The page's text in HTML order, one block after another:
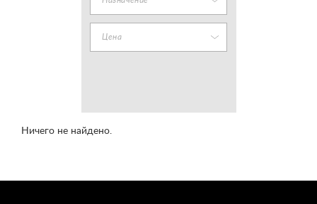
Цена
Ничего не найдено.